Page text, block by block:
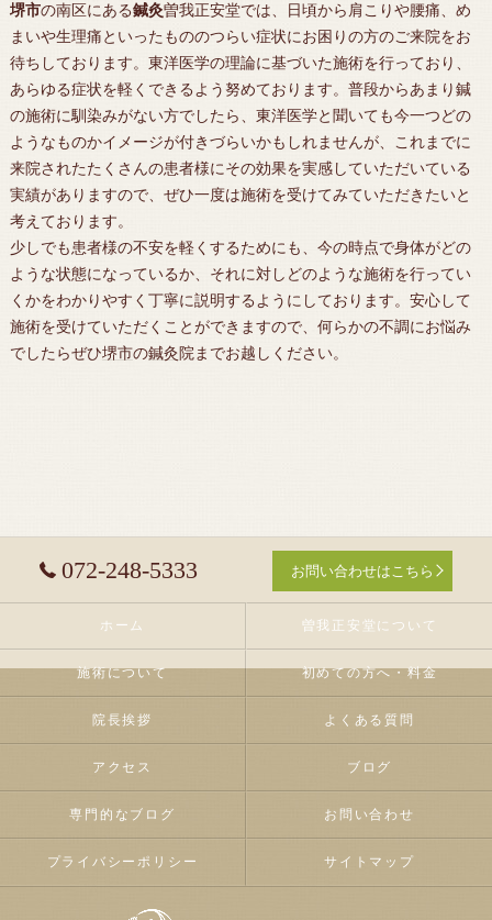
堺市の南区にある鍼灸曽我正安堂では、日頃から肩こりや腰痛、め
まいや生理痛といったもののつらい症状にお困りの方のご来院をお
待ちしております。東洋医学の理論に基づいた施術を行っており、
あらゆる症状を軽くできるよう努めております。普段からあまり鍼
の施術に馴染みがない方でしたら、東洋医学と聞いても今一つどの
ようなものかイメージが付きづらいかもしれませんが、これまでに
来院されたたくさんの患者様にその効果を実感していただいている
実績がありますので、ぜひ一度は施術を受けてみていただきたいと
考えております。
少しでも患者様の不安を軽くするためにも、今の時点で身体がどの
ような状態になっているか、それに対しどのような施術を行ってい
くかをわかりやすく丁寧に説明するようにしております。安心して
施術を受けていただくことができますので、何らかの不調にお悩み
でしたらぜひ堺市の鍼灸 院までお越しください。
072-248-5333 お問い合わせはこちら
ホーム 曽我正安堂について
施術について 初めての方へ・料金
院長挨拶 よくある質問
アクセス ブログ
専門的なブログ お問い合わせ
プライバシーポリシー サイトマップ